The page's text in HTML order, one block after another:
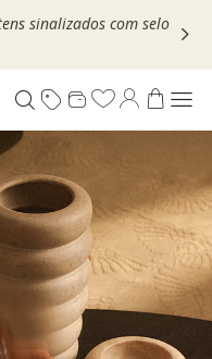
30% OFF*: useMOVEL30,